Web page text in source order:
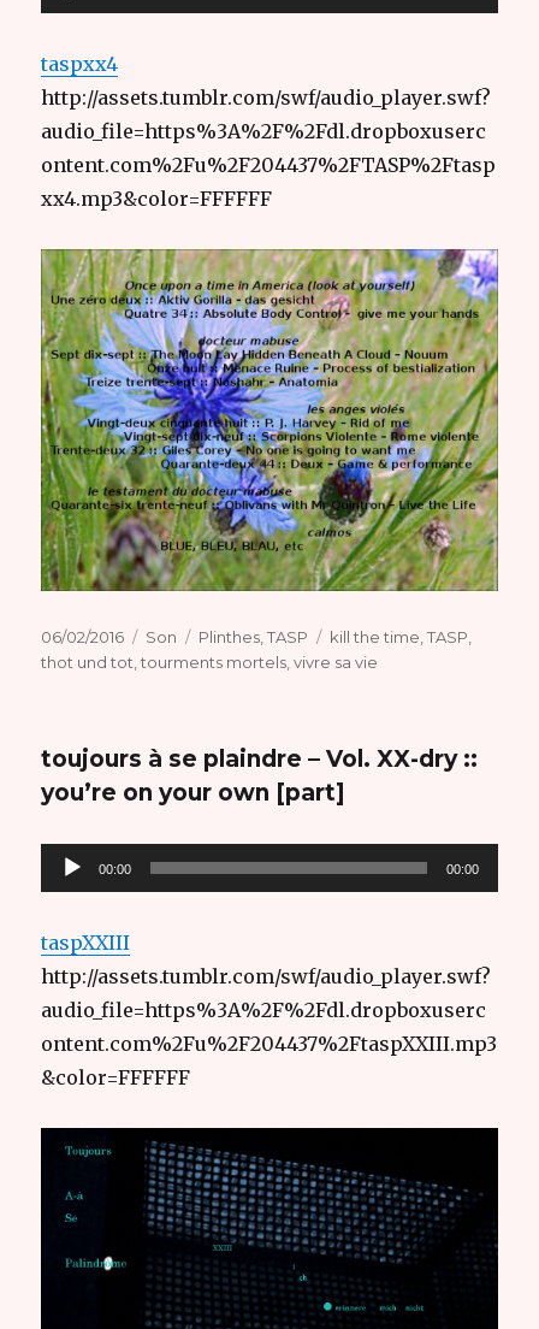
audio
taspxx4
http://assets.tumblr.com/swf/audio_player.swf?
audio_file=https%3A%2F%2Fdl.dropboxuserc
ontent.com%2Fu%2F204437%2FTASP%2Ftasp
xx4.mp3&color=FFFFFF
Publié
le
06/02/2016 Format
Son Catégories
Plinthes,TASP Étiquettes
kill the time,TASP,
thot und tot,tourments mortels,vivre sa vie
toujours à se plaindre – Vol. XX-dry ::
you’re on your own [part]
Lecteur
audio
00:00 00:00
taspXXIII
http://assets.tumblr.com/swf/audio_player.swf?
audio_file=https%3A%2F%2Fdl.dropboxuserc
ontent.com%2Fu%2F204437%2FtaspXXIII.mp3
&color=FFFFFF